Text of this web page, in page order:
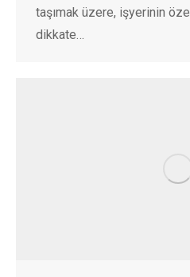
taşımak üzere, işyerinin
dikkate…